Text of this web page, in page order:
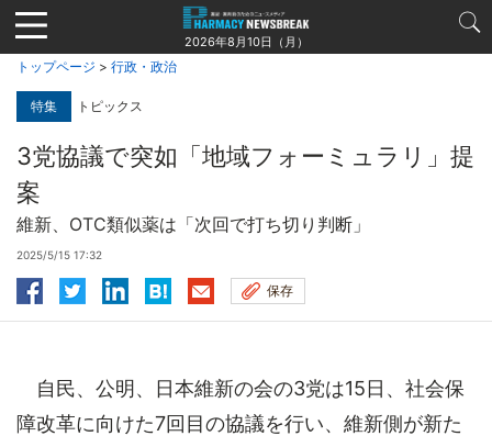
Jump
to
navigation
2026年8月10日（月）
トップページ > 行政・政治
特集 トピックス
3党協議で突如「地域フォーミュラリ」提
案
維新、OTC類似薬は「次回で打ち切り判断」
2025/5/15 17:32
保存
自民、公明、日本維新の会の3党は15日、社会保
障改革に向けた7回目の協議を行い、維新側が新た